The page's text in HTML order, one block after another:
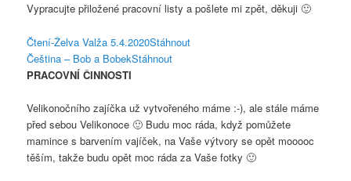
Vypracujte přiložené pracovní listy a pošlete mi zpět, děkuji 🙂
Čtení-Želva Valža 5.4.2020Stáhnout
Čeština – Bob a BobekStáhnout
PRACOVNÍ ČINNOSTI
Velikonočního zajíčka už vytvořeného máme :-), ale stále máme
před sebou Velikonoce 🙂 Budu moc ráda, když pomůžete
mamince s barvením vajíček, na Vaše výtvory se opět mooooc
těším, takže budu opět moc ráda za Vaše fotky 🙂